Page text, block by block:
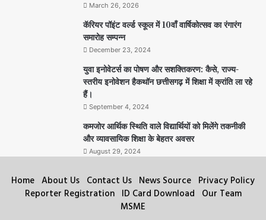
March 26, 2026
कॅरियर पॉइंट वर्ल्ड स्कूल में 10वाँ वार्षिकोत्सव का रंगारंग
समारोह सम्पन्न
December 23, 2024
युवा इनोवेटर्स का पोषण और सशक्तिकरण: कैसे, राज्य-
स्तरीय इनोवेशन हैकथॉन छत्तीसगढ़ में शिक्षा में क्रांति ला रहे
हैं।
September 4, 2024
कमजोर आर्थिक स्थिति वाले विद्यार्थियों को मिलेंगे तकनीकी
और व्यावसायिक शिक्षा के बेहतर अवसर
August 29, 2024
Home About Us Contact Us News Source Privacy Policy
Reporter Registration ID Card Download Our Team
MSME